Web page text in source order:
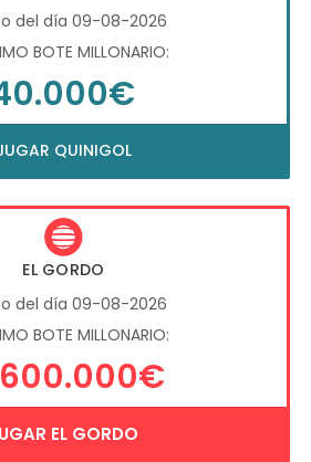
del día 09-08-2026
BOTE MILLONARIO:
QUINIGOL
EL GORDO
del día 09-08-2026
BOTE MILLONARIO:
EL GORDO